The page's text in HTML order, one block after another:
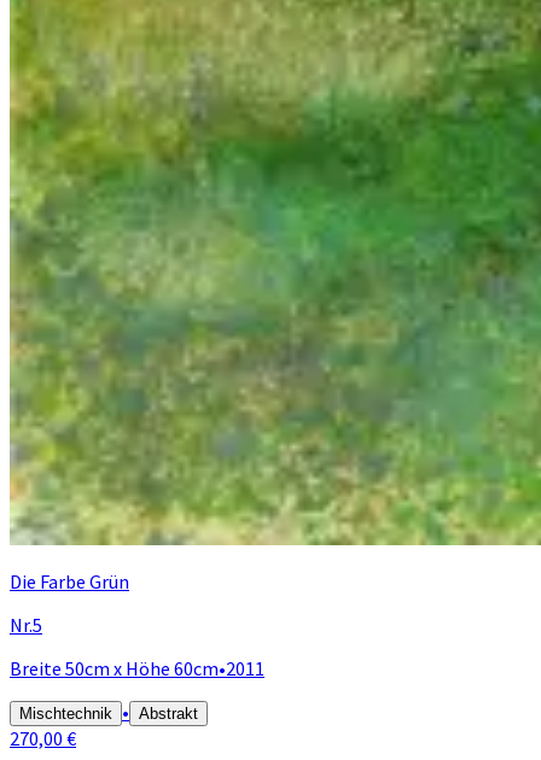
Die Farbe Grün
Nr.5
Breite 50cm x Höhe 60cm•2011
Mischtechnik • Abstrakt
270,00 €